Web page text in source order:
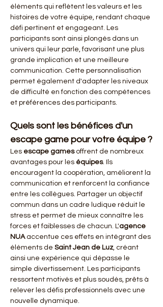
éléments qui reflètent les valeurs et les
histoires de votre équipe, rendant chaque
défi pertinent et engageant. Les
participants sont ainsi plongés dans un
univers qui leur parle, favorisant une plus
grande implication et une meilleure
communication. Cette personnalisation
permet également d'adapter les niveaux
de difficulté en fonction des compétences
et préférences des participants.
Quels sont les bénéfices d'un
escape game pour votre équipe ?
Les escape games offrent de nombreux
avantages pour les équipes. Ils
encouragent la coopération, améliorent la
communication et renforcent la confiance
entre les collègues. Partager un objectif
commun dans un cadre ludique réduit le
stress et permet de mieux connaître les
forces et faiblesses de chacun. L'agence
NUA accentue ces effets en intégrant des
éléments de Saint Jean de Luz, créant
ainsi une expérience qui dépasse le
simple divertissement. Les participants
ressortent motivés et plus soudés, prêts à
relever les défis professionnels avec une
nouvelle dynamique.